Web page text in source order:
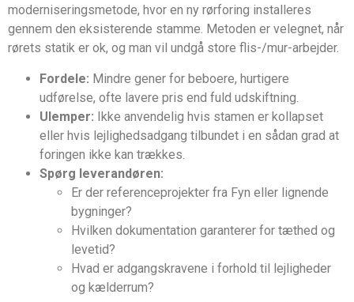
moderniseringsmetode, hvor en ny rørforing installeres
gennem den eksisterende stamme. Metoden er velegnet, når
rørets statik er ok, og man vil undgå store flis-/mur-arbejder.
Fordele: Mindre gener for beboere, hurtigere
udførelse, ofte lavere pris end fuld udskiftning.
Ulemper: Ikke anvendelig hvis stamen er kollapset
eller hvis lejlighedsadgang tilbundet i en sådan grad at
foringen ikke kan trækkes.
Spørg leverandøren:
Er der referenceprojekter fra Fyn eller lignende
bygninger?
Hvilken dokumentation garanterer for tæthed og
levetid?
Hvad er adgangskravene i forhold til lejligheder
og kælderrum?